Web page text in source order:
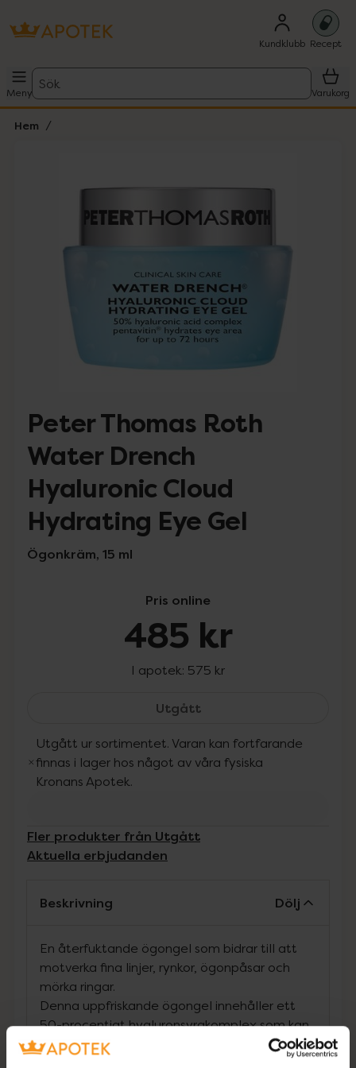
Kundklubb Recept
Meny
Sök
Varukorg
Hem
Peter Thomas Roth
Water Drench
Hyaluronic Cloud
Hydrating Eye Gel
Ögonkräm, 15 ml
Pris online
485 kr
I apotek: 575 kr
UtgåttPeter Thomas Roth
Utgått ur sortimentet. Varan kan fortfarande
finnas i lager hos något av våra fysiska
Kronans Apotek.
Fler produkter från Utgått
Aktuella erbjudanden
Beskrivning Dölj
En återfuktande ögongel som bidrar till att
motverka fina linjer, rynkor, ögonpåsar och
mörka ringar.
Denna uppfriskande ögongel innehåller ett
50-procentigt hyaluronsyrakomplex som kan
dra till sig och binda upp till 1 000 gånger sin
vikt i vatten och Pentavitin® som ger upp till